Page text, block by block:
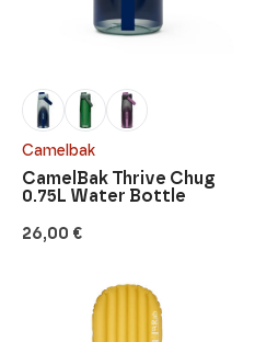
Camelbak
26,00 €
CamelBak Thrive Chug
0.75L Water Bottle